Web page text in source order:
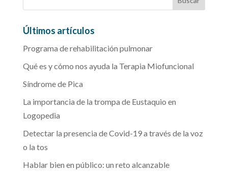
Últimos artículos
Programa de rehabilitación pulmonar
Qué es y cómo nos ayuda la Terapia Miofuncional
Síndrome de Pica
La importancia de la trompa de Eustaquio en
Logopedia
Detectar la presencia de Covid-19 a través de la voz
o la tos
Hablar bien en público: un reto alcanzable